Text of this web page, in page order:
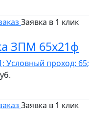
Заявка в 1 клик
ЗПМ 65х21ф
Условный проход: 65;
Заявка в 1 клик